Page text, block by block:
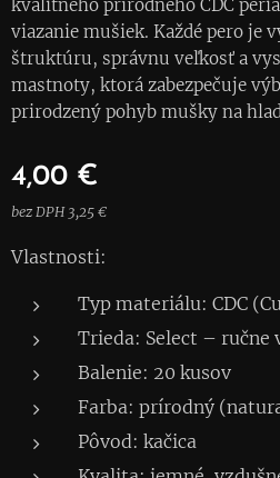
kvalitného prírodného CDC
viazanie mušiek. Každé pero je
štruktúru, správnu veľkosť a
mastnoty, ktorá zabezpečuje
prirodzený pohyb mušky na
4,00 €
bez DPH 3,25 €
Vlastnosti:
Typ materiálu: CDC
Trieda: Select – ručne
Balenie: 20 kusov
Farba: prírodný
Pôvod: kačica